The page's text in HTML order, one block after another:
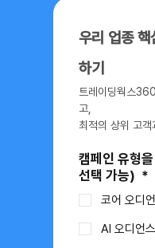
우리 업종 핵
하기
트레이딩웍스
고,
최적의 상위 고
캠페인 유형
선택 가능) *
코어 오디
AI 오디언